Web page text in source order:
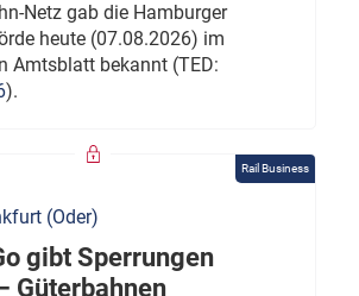
Netz gab die Hamburger
heute (07.08.2026) im
Amtsblatt bekannt (TED:
).
Rail Business
(Oder)
gibt Sperrungen
Güterbahnen